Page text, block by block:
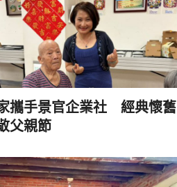
攜手景官企業社 經典懷舊
父親節